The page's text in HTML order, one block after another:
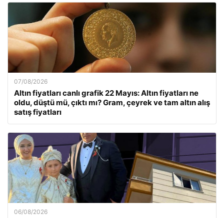
07/08/2026
Altın fiyatları canlı grafik 22 Mayıs: Altın fiyatları ne
oldu, düştü mü, çıktı mı? Gram, çeyrek ve tam altın alış
satış fiyatları
06/08/2026